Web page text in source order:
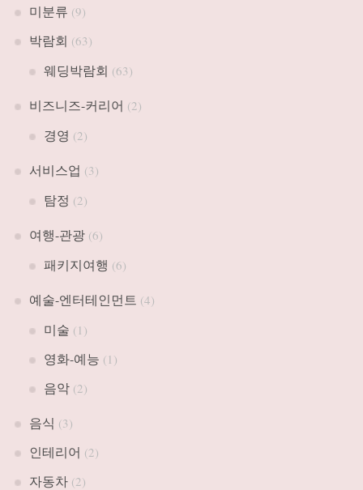
미분류 (9)
박람회 (63)
웨딩박람회 (63)
비즈니즈-커리어 (2)
경영 (2)
서비스업 (3)
탐정 (2)
여행-관광(6)
패키지여행 (6)
예술-엔터테인먼트 (4)
미술 (1)
영화-예능 (1)
음악(2)
음식 (3)
인테리어 (2)
자동차(2)